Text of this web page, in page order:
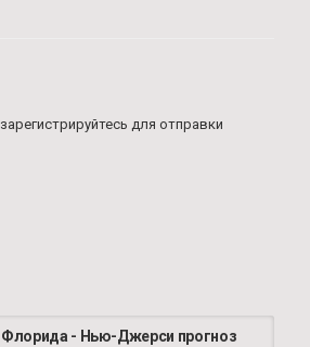
зарегистрируйтесь для отправки
Флорида - Нью-Джерси прогноз